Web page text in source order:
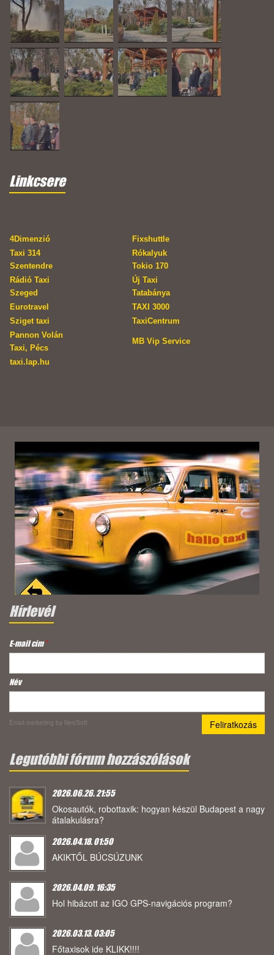
Linkcsere
4Dimenzió
Fixshuttle
Taxi 314
Szentendre
Rókalyuk
Tokio 170
Rádió Taxi
Szeged
Új Taxi
Tatabánya
Eurotravel
TAXI 3000
Sziget taxi
TaxiCentrum
Pannon Volán
Taxi, Pécs
MB Vip Service
taxi.lap.hu
Hírlevél
E-mail cím*
Név
Email marketing by NeoSoft
Legutóbbi fórum hozzászólások
2026.06.26. 21:55
Okosautók, robottaxik: hogyan készül Budapest a nagy
átalakulásra?
2026.04.18. 01:50
AKIKTŐL BÚCSÚZUNK
2026.04.09. 16:35
Hol hibázott az IGO GPS-navigációs program?
2026.03.13. 03:05
Főtaxisok ide KLIKK!!!!